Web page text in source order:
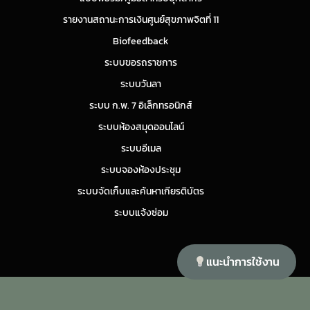
รายงานสถานะการเงินศูนย์สุขภาพจิตที่ 11
Biofeedback
ระบบขอรถราชการ
ระบบวันลา
ระบบ ก.พ. 7 อิเล็กทรอนิกส์
ระบบห้องสมุดออนไลน์
ระบบอีเมล
ระบบจองห้องประชุม
ระบบจัดเก็บและค้นหาเกียรติบัตร
ระบบแจ้งซ่อม
แนะนำการใช้งาน